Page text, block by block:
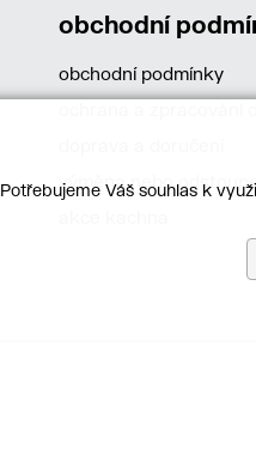
obchodní
obchodní podmínky
výměna nebo
Potřebujeme Váš souhlas k